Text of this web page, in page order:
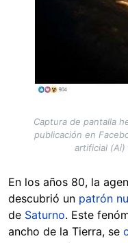
Captura de pantalla
publicación en
artificial (Ai)
En los años 80, la
descubrió un patrón
de Saturno. Este
ancho de la Tierra, se